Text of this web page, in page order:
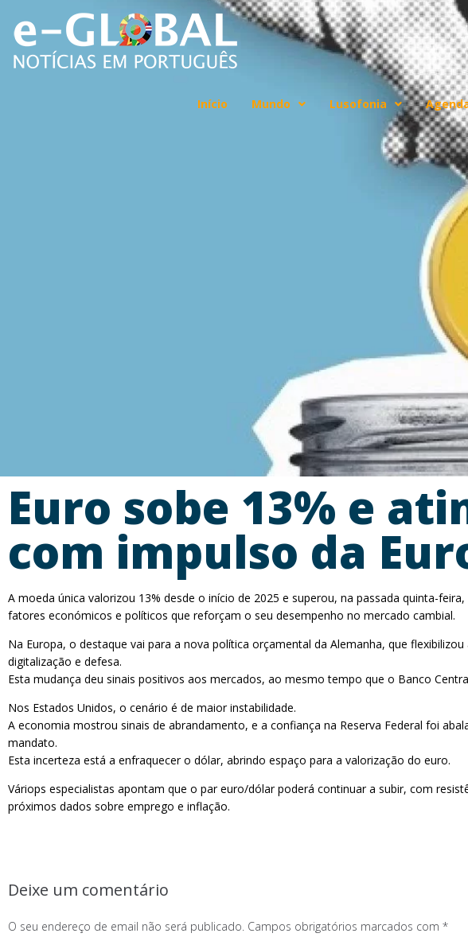
Início Mundo Lusofonia
Euro sobe 13% e
com impulso da
A moeda única valorizou 13% desde o início de 2025 e superou, na passada quinta-
fatores económicos e políticos que reforçam o seu desempenho no mercado cambial.
Na Europa, o destaque vai para a nova política orçamental da Alemanha, que
digitalização e defesa.
Esta mudança deu sinais positivos aos mercados, ao mesmo tempo que o Banco
Nos Estados Unidos, o cenário é de maior instabilidade.
A economia mostrou sinais de abrandamento, e a confiança na Reserva Federal foi
mandato.
Esta incerteza está a enfraquecer o dólar, abrindo espaço para a valorização do euro.
Váriops especialistas apontam que o par euro/dólar poderá continuar a subir, com
próximos dados sobre emprego e inflação.
Deixe um comentário
O seu endereço de email não será publicado. Campos obrigatórios marcados com *